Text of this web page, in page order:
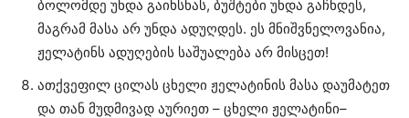
ბოლომდე უნდა გაიხსნას, ბუშტები უნდა გაჩნდეს,
მაგრამ მასა არ უნდა ადუღდეს. ეს მნიშვნელოვანია,
ჟელატინს ადუღების საშუალება არ მისცეთ!
ათქვეფილ ცილას ცხელი ჟელატინის მასა დაუმატეთ
და თან მუდმივად აურიეთ – ცხელი ჟელატინი–